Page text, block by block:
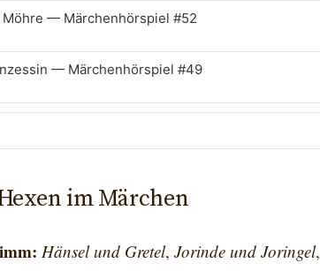
Möhre — Märchenhörspiel #52
— Märchenhörspiel #49
Süßgebäck — Märchenhörspiel #46
im Märchen
Hänsel und Gretel, Jorinde und Joringel,